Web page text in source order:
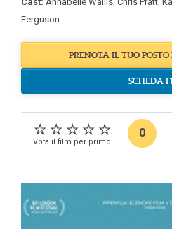
Ferguson
PRENOTA IL TUO POSTO
SCHEDA
Vota il film per primo
0